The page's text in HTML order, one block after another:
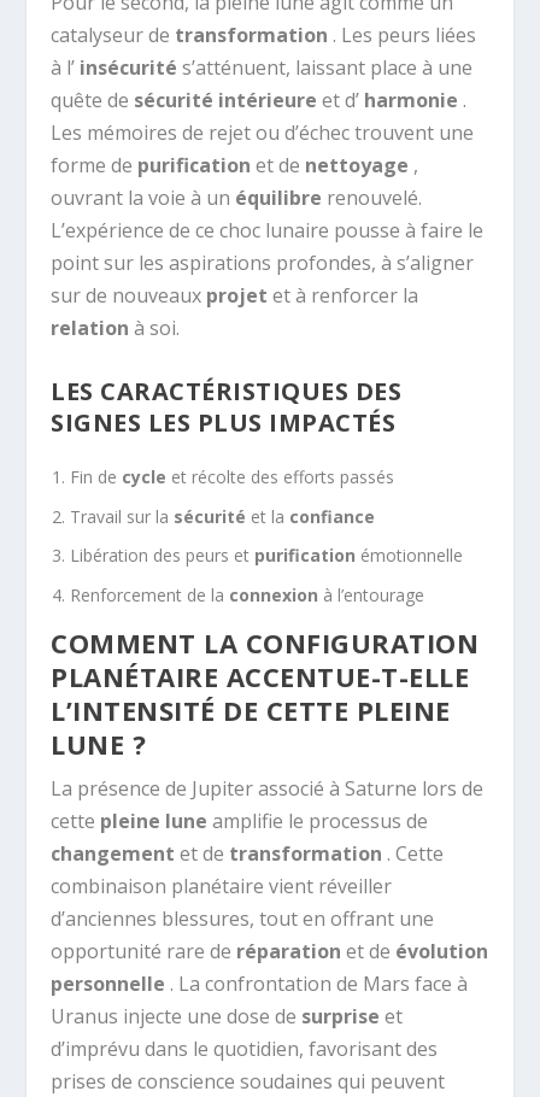
catalyseur de transformation . Les peurs liées
à l’ insécurités’atténuent, laissant place à une
quête de sécurité intérieureet d’ harmonie .
Les mémoires de rejet ou d’échec trouvent une
forme de purificationet de nettoyage ,
ouvrant la voie à un équilibre renouvelé.
L’expérience de ce choc lunaire pousse à faire le
point sur les aspirations profondes, à s’aligner
sur de nouveaux projetet à renforcer la
relationà soi.
LES CARACTÉRISTIQUES DES
SIGNES LES PLUS IMPACTÉS
Fin de cycle et récolte des efforts passés
Travail sur la sécurité et la confiance
Libération des peurs et purification émotionnelle
Renforcement de la connexion à l’entourage
COMMENT LA CONFIGURATION
PLANÉTAIRE ACCENTUE-T-ELLE
L’INTENSITÉ DE CETTE PLEINE
LUNE ?
La présence de Jupiter associé à Saturne lors de
cette pleine luneamplifie le processus de
changementet de transformation . Cette
combinaison planétaire vient réveiller
d’anciennes blessures, tout en offrant une
opportunité rare de réparationet de évolution
personnelle . La confrontation de Mars face à
Uranus injecte une dose de surpriseet
d’imprévu dans le quotidien, favorisant des
prises de conscience soudaines qui peuvent